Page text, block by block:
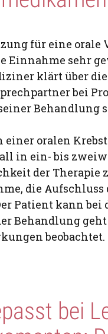
für eine orale
Einnahme sehr
klärt über
bei
Behandlung
einer oralen
in ein- bis
der Therapie
die Aufschluss
Patient kann bei
Behandlung
beobachtet.
bei